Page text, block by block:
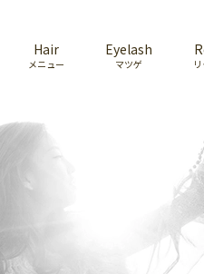
Hair
メニュー
Eyelash
マツゲ